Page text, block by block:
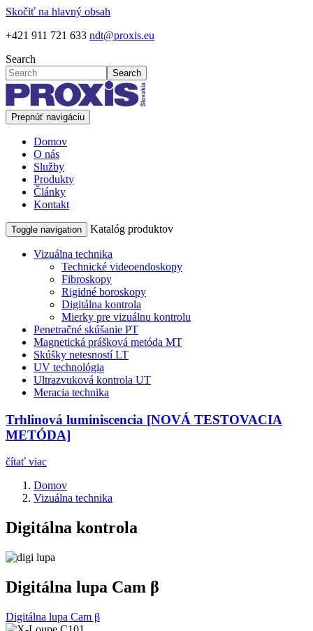
Skočiť na hlavný obsah
+421 911 721 633 ndt@proxis.eu
Search
Search
Prepnúť navigáciu
Domov
O nás
Služby
Produkty
Články
Kontakt
Toggle navigation Katalóg produktov
Vizuálna technika
Technické videoendoskopy
Fibroskopy
Rigidné boroskopy
Digitálna kontrola
Mierky pre vizuálnu kontrolu
Penetračné skúšanie PT
Magnetická prášková metóda MT
Skúšky netesností LT
UV technológia
Ultrazvuková kontrola UT
Meracia technika
Trhlinová luminiscencia [NOVÁ TESTOVACIA
METÓDA]
čítať viac
Domov
Vizuálna technika
Digitálna kontrola
Digitálna lupa Cam β
Digitálna lupa Cam β